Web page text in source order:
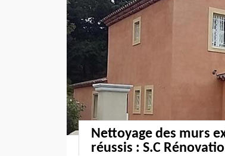
Nettoyage des murs
réussis : S.C